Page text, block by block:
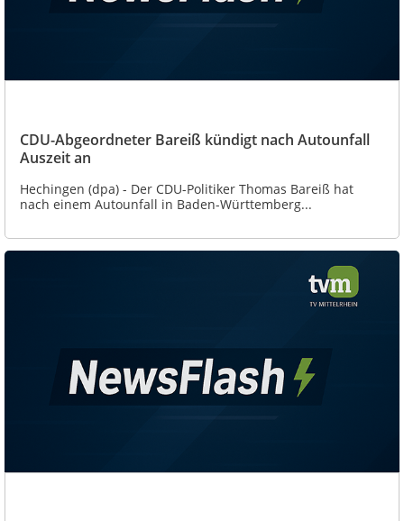
CDU-Abgeordneter Bareiß kündigt nach Autounfall
Auszeit an
Hechingen (dpa) - Der CDU-Politiker Thomas Bareiß hat
nach einem Autounfall in Baden-Württemberg...